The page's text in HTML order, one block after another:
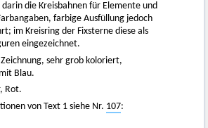
die Kreisbahnen für Elemente und
farbige Ausfüllung jedoch
im Kreisring der Fixsterne diese als
eingezeichnet.
sehr grob koloriert,
Blau.
Rot.
von Text 1 siehe Nr. 107: